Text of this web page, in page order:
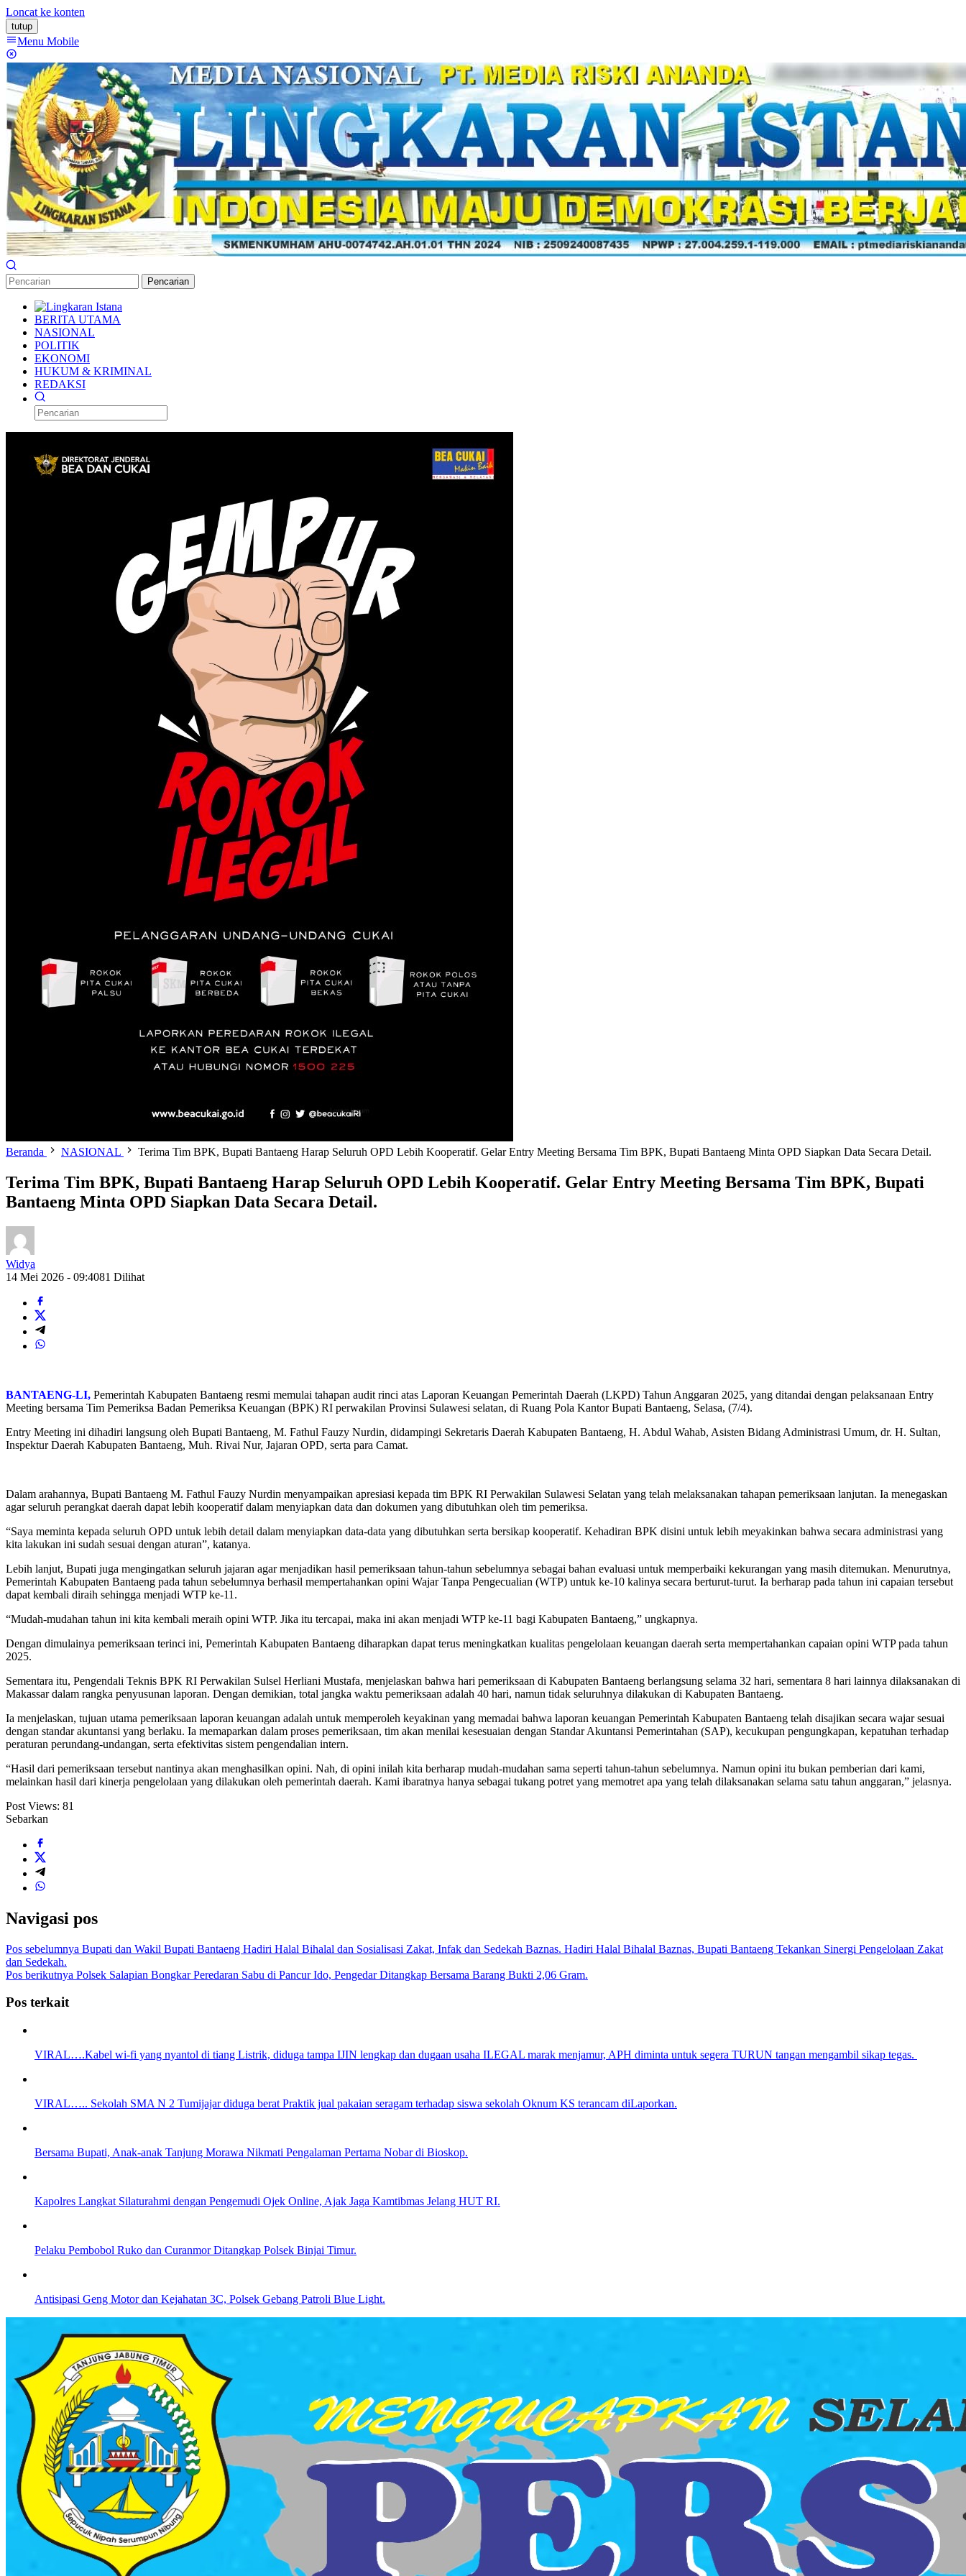
Loncat ke konten
tutup
Menu Mobile
Pencarian
BERITA UTAMA
NASIONAL
POLITIK
EKONOMI
HUKUM & KRIMINAL
REDAKSI
Beranda NASIONAL Terima Tim BPK, Bupati Bantaeng Harap Seluruh OPD Lebih Kooperatif. Gelar Entry Meeting Bersama Tim BPK, Bupati Bantaeng Minta OPD Siapkan Data Secara Detail.
Terima Tim BPK, Bupati Bantaeng Harap Seluruh OPD Lebih Kooperatif. Gelar Entry Meeting Bersama Tim BPK, Bupati
Bantaeng Minta OPD Siapkan Data Secara Detail.
Widya
14 Mei 2026 - 09:4081 Dilihat
BANTAENG-LI, Pemerintah Kabupaten Bantaeng resmi memulai tahapan audit rinci atas Laporan Keuangan Pemerintah Daerah (LKPD) Tahun Anggaran 2025, yang ditandai dengan pelaksanaan Entry
Meeting bersama Tim Pemeriksa Badan Pemeriksa Keuangan (BPK) RI perwakilan Provinsi Sulawesi selatan, di Ruang Pola Kantor Bupati Bantaeng, Selasa, (7/4).
Entry Meeting ini dihadiri langsung oleh Bupati Bantaeng, M. Fathul Fauzy Nurdin, didampingi Sekretaris Daerah Kabupaten Bantaeng, H. Abdul Wahab, Asisten Bidang Administrasi Umum, dr. H. Sultan,
Inspektur Daerah Kabupaten Bantaeng, Muh. Rivai Nur, Jajaran OPD, serta para Camat.
Dalam arahannya, Bupati Bantaeng M. Fathul Fauzy Nurdin menyampaikan apresiasi kepada tim BPK RI Perwakilan Sulawesi Selatan yang telah melaksanakan tahapan pemeriksaan lanjutan. Ia menegaskan
agar seluruh perangkat daerah dapat lebih kooperatif dalam menyiapkan data dan dokumen yang dibutuhkan oleh tim pemeriksa.
“Saya meminta kepada seluruh OPD untuk lebih detail dalam menyiapkan data-data yang dibutuhkan serta bersikap kooperatif. Kehadiran BPK disini untuk lebih meyakinkan bahwa secara administrasi yang
kita lakukan ini sudah sesuai dengan aturan”, katanya.
Lebih lanjut, Bupati juga mengingatkan seluruh jajaran agar menjadikan hasil pemeriksaan tahun-tahun sebelumnya sebagai bahan evaluasi untuk memperbaiki kekurangan yang masih ditemukan. Menurutnya,
Pemerintah Kabupaten Bantaeng pada tahun sebelumnya berhasil mempertahankan opini Wajar Tanpa Pengecualian (WTP) untuk ke-10 kalinya secara berturut-turut. Ia berharap pada tahun ini capaian tersebut
dapat kembali diraih sehingga menjadi WTP ke-11.
“Mudah-mudahan tahun ini kita kembali meraih opini WTP. Jika itu tercapai, maka ini akan menjadi WTP ke-11 bagi Kabupaten Bantaeng,” ungkapnya.
Dengan dimulainya pemeriksaan terinci ini, Pemerintah Kabupaten Bantaeng diharapkan dapat terus meningkatkan kualitas pengelolaan keuangan daerah serta mempertahankan capaian opini WTP pada tahun
2025.
Sementara itu, Pengendali Teknis BPK RI Perwakilan Sulsel Herliani Mustafa, menjelaskan bahwa hari pemeriksaan di Kabupaten Bantaeng berlangsung selama 32 hari, sementara 8 hari lainnya dilaksanakan di
Makassar dalam rangka penyusunan laporan. Dengan demikian, total jangka waktu pemeriksaan adalah 40 hari, namun tidak seluruhnya dilakukan di Kabupaten Bantaeng.
Ia menjelaskan, tujuan utama pemeriksaan laporan keuangan adalah untuk memperoleh keyakinan yang memadai bahwa laporan keuangan Pemerintah Kabupaten Bantaeng telah disajikan secara wajar sesuai
dengan standar akuntansi yang berlaku. Ia memaparkan dalam proses pemeriksaan, tim akan menilai kesesuaian dengan Standar Akuntansi Pemerintahan (SAP), kecukupan pengungkapan, kepatuhan terhadap
peraturan perundang-undangan, serta efektivitas sistem pengendalian intern.
“Hasil dari pemeriksaan tersebut nantinya akan menghasilkan opini. Nah, di opini inilah kita berharap mudah-mudahan sama seperti tahun-tahun sebelumnya. Namun opini itu bukan pemberian dari kami,
melainkan hasil dari kinerja pengelolaan yang dilakukan oleh pemerintah daerah. Kami ibaratnya hanya sebagai tukang potret yang memotret apa yang telah dilaksanakan selama satu tahun anggaran,” jelasnya.
Post Views: 81
Sebarkan
Navigasi pos
Pos sebelumnya Bupati dan Wakil Bupati Bantaeng Hadiri Halal Bihalal dan Sosialisasi Zakat, Infak dan Sedekah Baznas. Hadiri Halal Bihalal Baznas, Bupati Bantaeng Tekankan Sinergi Pengelolaan Zakat
dan Sedekah.
Pos berikutnya Polsek Salapian Bongkar Peredaran Sabu di Pancur Ido, Pengedar Ditangkap Bersama Barang Bukti 2,06 Gram.
Pos terkait
VIRAL….Kabel wi-fi yang nyantol di tiang Listrik, diduga tampa IJIN lengkap dan dugaan usaha ILEGAL marak menjamur, APH diminta untuk segera TURUN tangan mengambil sikap tegas.
VIRAL….. Sekolah SMA N 2 Tumijajar diduga berat Praktik jual pakaian seragam terhadap siswa sekolah Oknum KS terancam diLaporkan.
Bersama Bupati, Anak-anak Tanjung Morawa Nikmati Pengalaman Pertama Nobar di Bioskop.
Kapolres Langkat Silaturahmi dengan Pengemudi Ojek Online, Ajak Jaga Kamtibmas Jelang HUT RI.
Pelaku Pembobol Ruko dan Curanmor Ditangkap Polsek Binjai Timur.
Antisipasi Geng Motor dan Kejahatan 3C, Polsek Gebang Patroli Blue Light.